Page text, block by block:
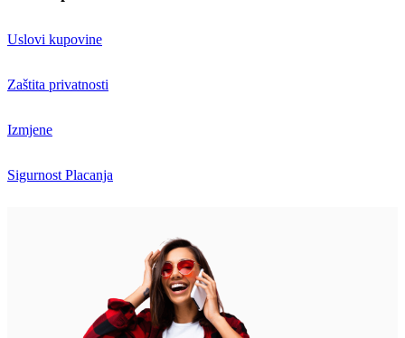
Uslovi kupovine
Zaštita privatnosti
Izmjene
Sigurnost Placanja